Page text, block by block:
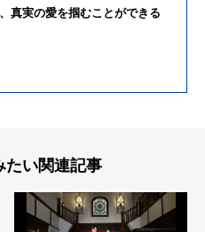
真実の愛を掴むことができる
たい関連記事